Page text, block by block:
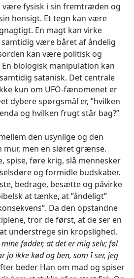
fysisk i sin fremtræden og
hensigt. Et tegn kan være
En magt kan virke
være båret af åndelig
kan være politisk og
biologisk manipulation kan
satanisk. Det centrale
kun om UFO-fænomenet er
dybere spørgsmål er, ”hvilken
og hvilken frugt står bag?”
den usynlige og den
mur, men en sløret grænse.
spise, føre krig, slå mennesker
og formidle budskaber.
bedrage, besætte og påvirke
at tænke, at ”åndeligt”
Da den opstandne
tror de først, at de ser en
understrege sin kropslighed,
fødder, at det er mig selv; føl
jo ikke kød og ben, som I ser, jeg
beder Han om mad og spiser